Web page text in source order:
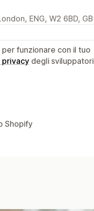
ENG, W2 6BD, GB
funzionare con il tuo
privacy degli
Shopify